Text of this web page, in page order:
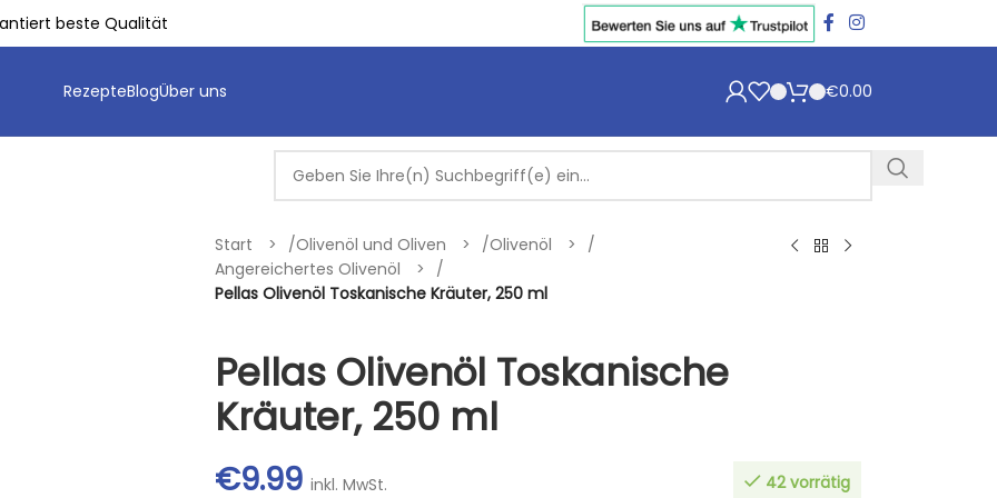
beste Qualität
RezepteBlogÜber uns €0.00
Start /Olivenöl und Oliven /Olivenöl
/
Angereichertes Olivenöl
/
Pellas Olivenöl Toskanische Kräuter, 250 ml
Pellas Olivenöl Toskanische
Kräuter, 250 ml
€9.99 inkl. MwSt. 42 vorrätig